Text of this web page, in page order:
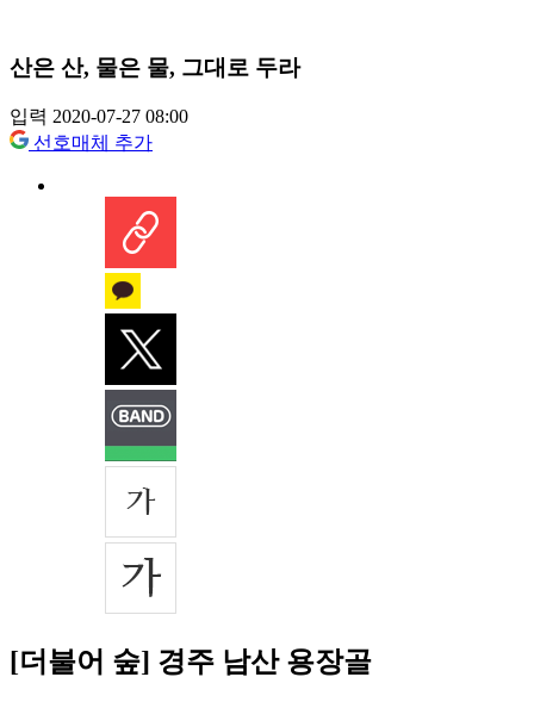
산은 산, 물은 물, 그대로 두라
입력 2020-07-27 08:00
선호매체 추가
[더불어 숲] 경주 남산 용장골